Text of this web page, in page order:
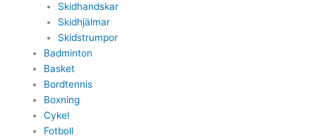
Skidhandskar
Skidhjälmar
Skidstrumpor
Badminton
Basket
Bordtennis
Boxning
Cykel
Fotboll